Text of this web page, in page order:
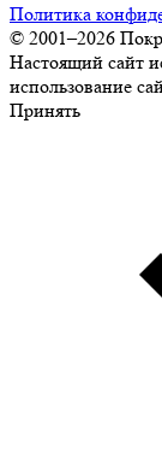
Политика
© 2001–2026
Настоящий сайт
использование
Принять